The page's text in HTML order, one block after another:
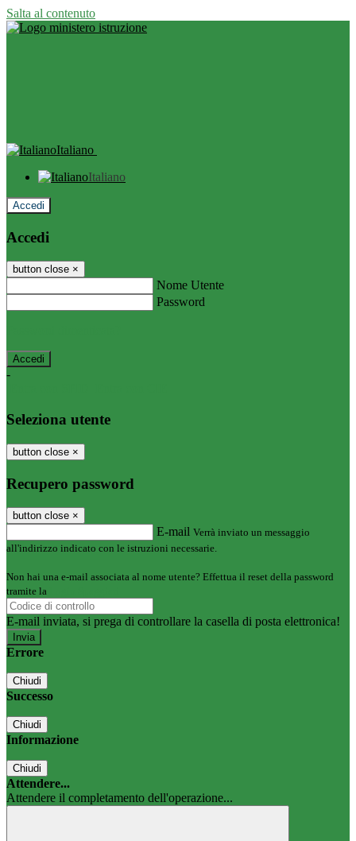
Salta al contenuto
Italiano
Italiano
Accedi
Accedi
button close ×
Nome Utente
Password
-
Seleziona utente
button close ×
Recupero password
button close ×
E-mail Verrà inviato un messaggio
all'indirizzo indicato con le istruzioni necessarie.
Non hai una e-mail associata al nome utente? Effettua il reset della password
tramite la
E-mail inviata, si prega di controllare la casella di posta elettronica!
Errore
Chiudi
Successo
Chiudi
Informazione
Chiudi
Attendere...
Attendere il completamento dell'operazione...